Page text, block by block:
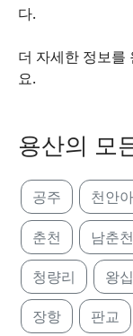
다.
더 자세한 정보를
요.
용산의 모
공주 천안
춘천 남춘천
청량리 왕
장항 판교